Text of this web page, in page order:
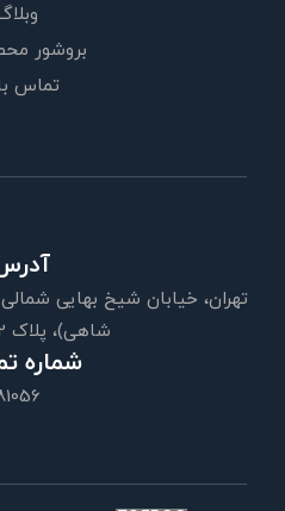
بروشور
تماس
تهران، خيابان شیخ بهایی
شاهی)، پلاک 2، طبقه 2
شماره